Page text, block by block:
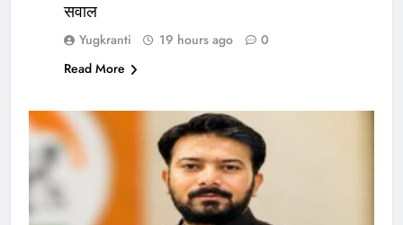
सवाल
Yugkranti 19 hours ago
0
Read More